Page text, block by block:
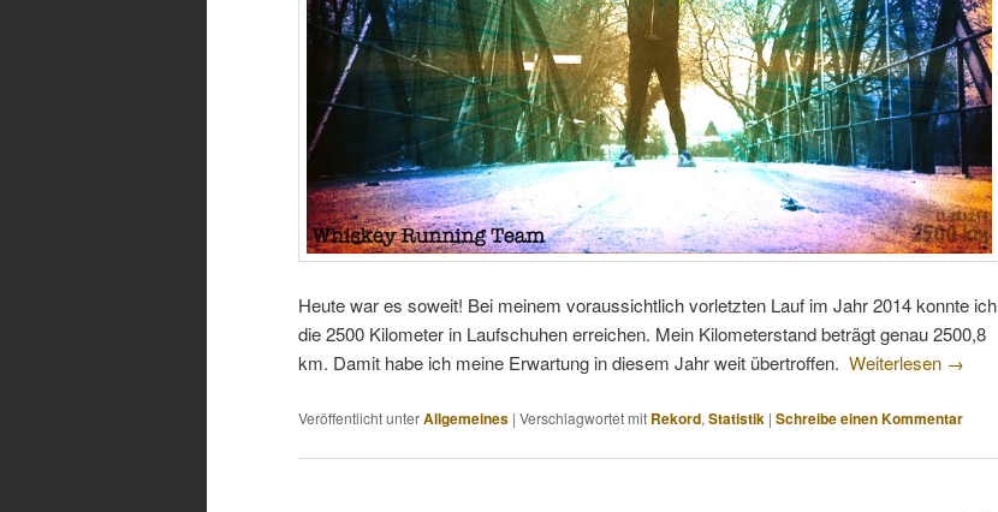
Heute war es soweit! Bei meinem voraussichtlich vorletzten Lauf im Jahr 2014 konnte ich
die 2500 Kilometer in Laufschuhen erreichen. Mein Kilometerstand beträgt genau 2500,8
km. Damit habe ich meine Erwartung in diesem Jahr weit übertroffen. Weiterlesen →
Veröffentlicht unterAllgemeines | Verschlagwortet mit Rekord, Statistik | Schreibe einen Kommentar